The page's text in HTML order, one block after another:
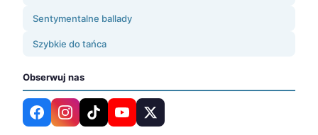
Sentymentalne ballady
Szybkie do tańca
Obserwuj nas